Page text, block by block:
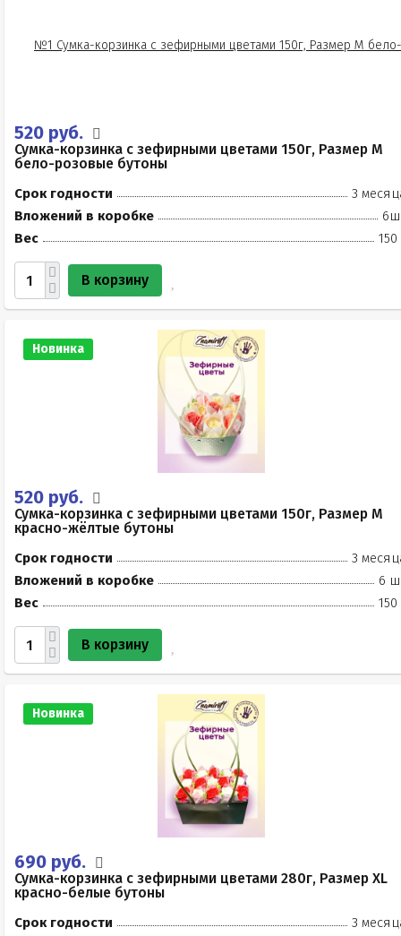
520 руб.
Сумка-корзинка с зефирными цветами 150г, Размер М
бело-розовые бутоны
Срок годности
3
Вложений в коробке
Вес
150
В корзину
Новинка
520 руб.
Сумка-корзинка с зефирными цветами 150г, Размер М
красно-жёлтые бутоны
Срок годности
3
Вложений в коробке
6
Вес
150
В корзину
Новинка
690 руб.
Сумка-корзинка с зефирными цветами 280г, Размер XL
красно-белые бутоны
Срок годности
3